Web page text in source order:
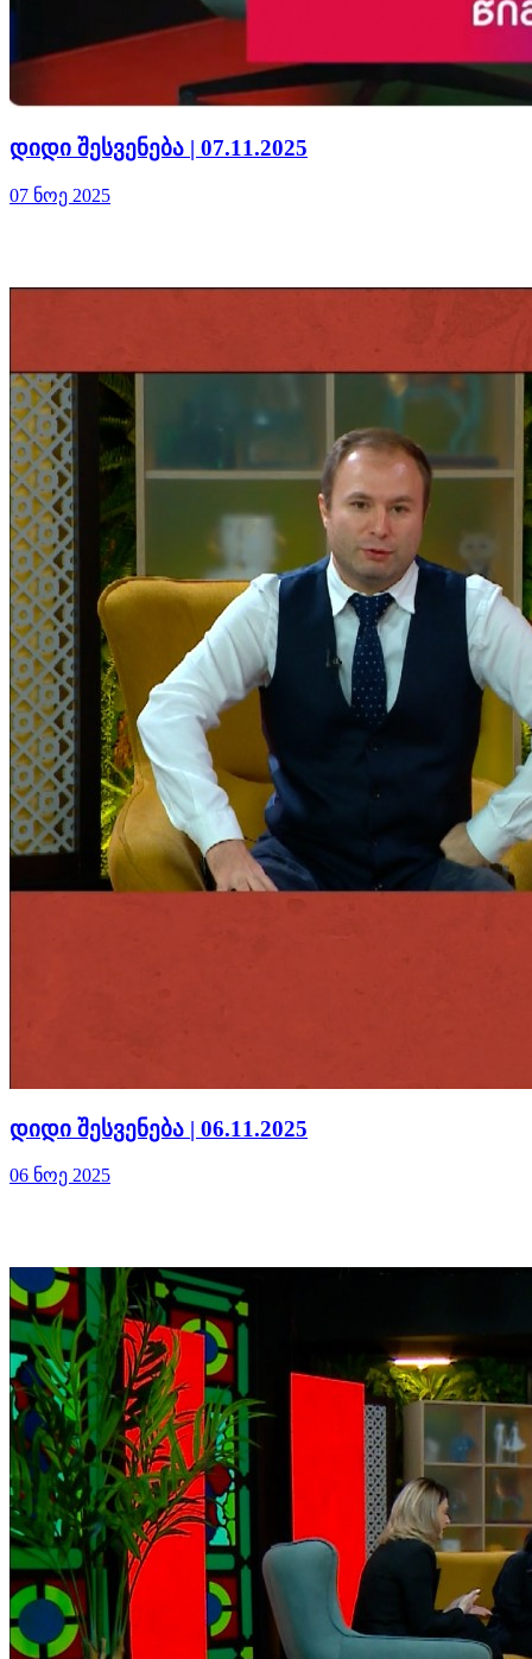
დიდი შესვენება | 07.11.2025
07 ნოე 2025
დიდი შესვენება | 06.11.2025
06 ნოე 2025